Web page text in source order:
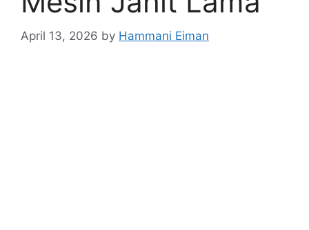
April 13, 2026 by Hammani Eiman